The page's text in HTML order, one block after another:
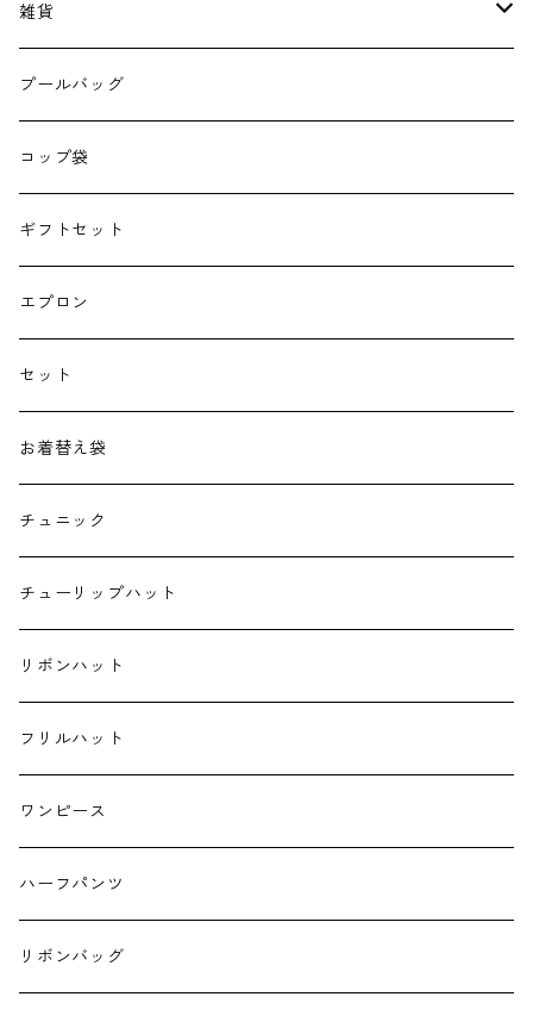
雑貨
エコバッグ
巾着
授乳クッション
よだれカバー
抱っこ紐
子供用バッグ
ポケットティッシュケース
ハンカチ
ランチクロス
お弁当袋
キーホルダー
プールバッグ
コップ袋
ギフトセット
エプロン
セット
お着替え袋
チュニック
チューリップハット
リボンハット
フリルハット
ワンピース
ハーフパンツ
リボンバッグ